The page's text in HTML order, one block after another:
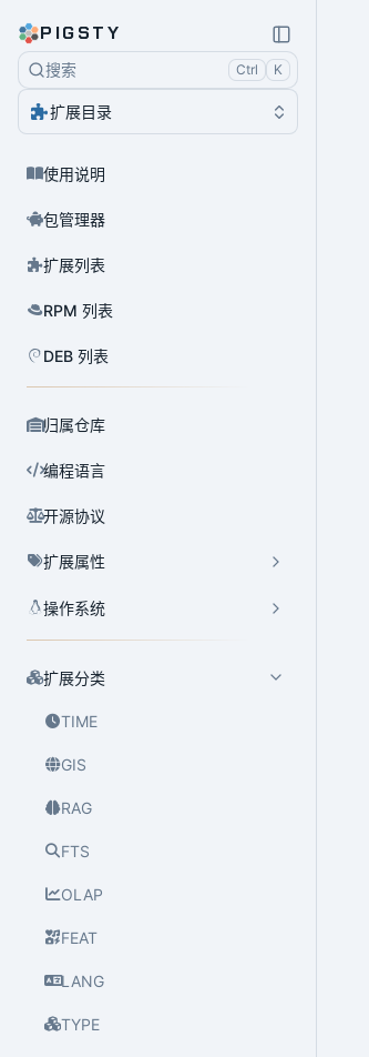
PIGSTY
搜索 Ctrl K
扩展目录
使用说明
包管理器
扩展列表
RPM 列表
DEB 列表
归属仓库
编程语言
开源协议
扩展属性
操作系统
扩展分类
TIME
GIS
RAG
FTS
OLAP
FEAT
LANG
TYPE